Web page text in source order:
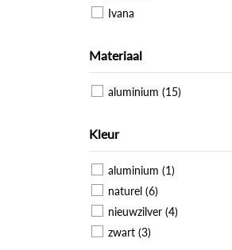
Ivana
Materiaal
aluminium (15)
Kleur
aluminium (1)
naturel (6)
nieuwzilver (4)
zwart (3)